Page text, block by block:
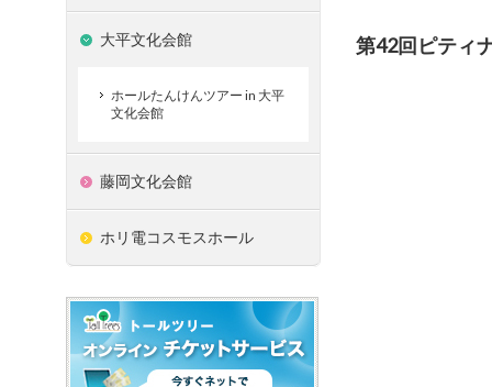
第42回ピティ
大平文化会館
ホールたんけんツアー in 大平
文化会館
藤岡文化会館
ホリ電コスモスホール